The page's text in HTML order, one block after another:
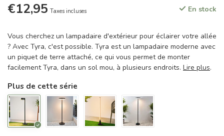
€12,95 Taxes incluses En stock
Vous cherchez un lampadaire d'extérieur pour éclairer votre allée
? Avec Tyra, c'est possible. Tyra est un lampadaire moderne avec
un piquet de terre attaché, ce qui vous permet de monter
facilement Tyra, dans un sol mou, à plusieurs endroits. Lire plus.
Plus de cette série